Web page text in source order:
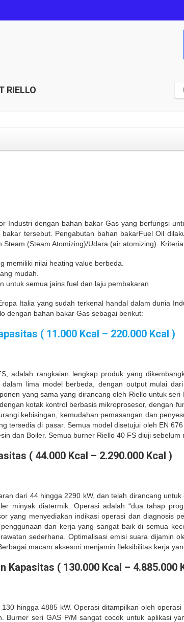
RIELLO
Industri dengan bahan bakar Gas yang berfungsi
tersebut. Pengabutan bahan bakarFuel Oil
(Steam Atomizing)/Udara (air atomizing).
memiliki nilai heating value berbeda.
mudah.
untuk semua jains fuel dan laju pembakaran
Italia yang sudah terkenal handal dalam dunia
dengan bahan bakar Gas sebagai berikut:
( 11.000 Kcal – 220.000 Kcal )
adalah rangkaian lengkap produk yang
lima model berbeda, dengan output mulai
yang sama yang dirancang oleh Riello untuk
kotak kontrol berbasis mikroprosesor, dengan
kebisingan, kemudahan pemasangan dan
tersedia di pasar. Semua model disetujui oleh EN
dan Boiler. Semua burner Riello 40 FS diuji sebelum
( 44.000 Kcal – 2.290.000 Kcal )
dari 44 hingga 2290 kW, dan telah dirancang
minyak diatermik. Operasi adalah “dua tahap
yang menyediakan indikasi operasi dan diagnosis
dan kerja yang sangat baik di semua
sederhana. Optimalisasi emisi suara dijamin
macam aksesori menjamin fleksibilitas kerja
( 130.000 Kcal – 4.885.000
hingga 4885 kW. Operasi ditampilkan oleh
Burner seri GAS P/M sangat cocok untuk aplikasi